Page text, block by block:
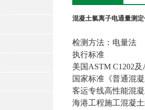
混凝土氯离子电通量测
检测方法：电量法
执行标准
美国ASTM C1202
国家标准《普通混
客运专线高性能混
海港工程施工混凝